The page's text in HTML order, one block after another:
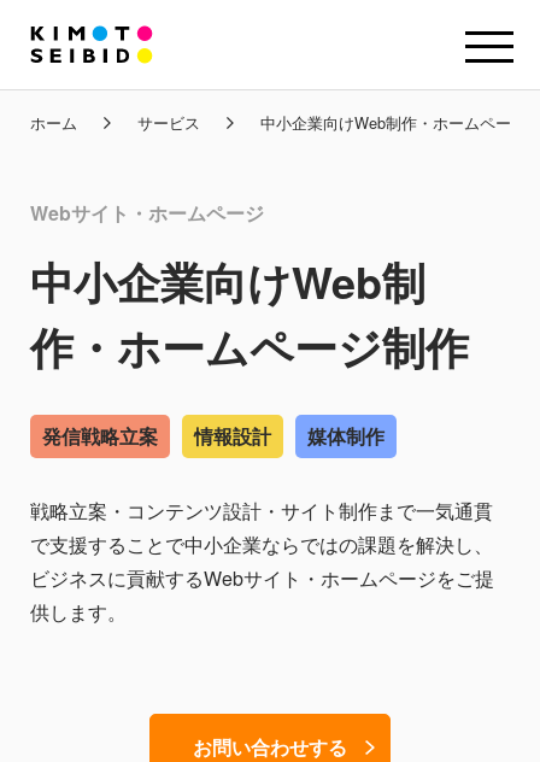
ホーム サービス 中小企業向けWeb制作・ホームページ
Webサイト・ホームページ
中小企業向けWeb制
作・ホームページ制作
発信戦略立案 情報設計 媒体制作
戦略立案・コンテンツ設計・サイト制作まで一気通貫
で支援することで中小企業ならではの課題を解決し、
ビジネスに貢献するWebサイト・ホームページをご提
供します。
お問い合わせする